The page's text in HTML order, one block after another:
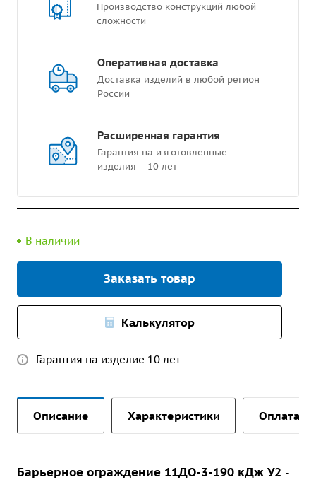
Производство конструкций любой
сложности
Оперативная доставка
Доставка изделий в любой регион
России
Расширенная гарантия
Гарантия на изготовленные
изделия – 10 лет
В наличии
Заказать товар
Калькулятор
Гарантия на изделие 10 лет
Описание Характеристики Оплата и
Барьерное ограждение 11ДО-3-190 кДж У2 -